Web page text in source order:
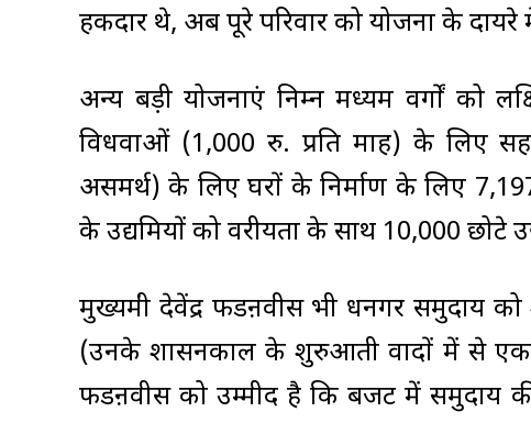
हकदार थे, अब पूरे परिवार को योजना के दायरे
अन्य बड़ी योजनाएं निम्न मध्यम वर्गों को
विधवाओं (1,000 रु. प्रति माह) के लिए
असमर्थ) के लिए घरों के निर्माण के लिए
के उद्यमियों को वरीयता के साथ 10,000 छोटे
मुख्यमंत्री देवेंद्र फडऩवीस भी धनगर समुदाय
(उनके शासनकाल के शुरुआती वादों में से
फडऩवीस को उम्मीद है कि बजट में समुदाय